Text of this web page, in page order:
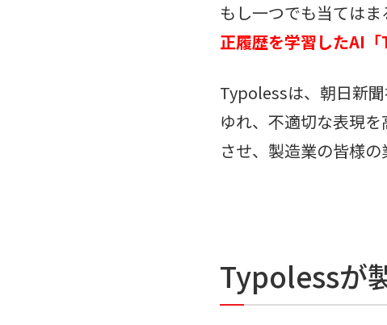
もし一つでも当てはま
正履歴を学習したAI「
Typolessは、朝日新
ゆれ、不適切な表現
させ、製造業の皆様の
Typolessが